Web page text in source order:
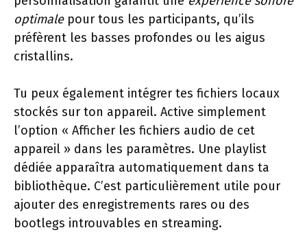
optimalepour tous les participants, qu’ils
préfèrent les basses profondes ou les aigus
cristallins.
Tu peux également intégrer tes fichiers locaux
stockés sur ton appareil. Active simplement
l’option « Afficher les fichiers audio de cet
appareil » dans les paramètres. Une playlist
dédiée apparaîtra automatiquement dans ta
bibliothèque. C’est particulièrement utile pour
ajouter des enregistrements rares ou des
bootlegs introuvables en streaming.